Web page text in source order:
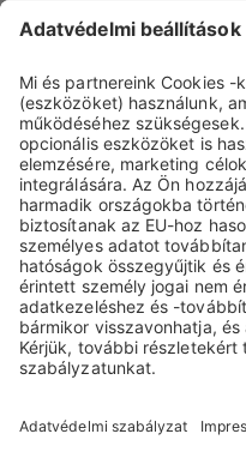
ISO minősítésünket a Det
22 magasan kvalifikált
csapatunkat.
Saját raktárunkban 4
(szobahőmérsékleten, 2-
raktározása.
A könyvelés és a
történik.
Az értékesített készülékek
személyzet betanítását és
szervizünk végzi.